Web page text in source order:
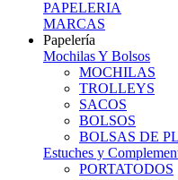
PAPELERIA
MARCAS
Papelería
Mochilas Y Bolsos
MOCHILAS
TROLLEYS
SACOS
BOLSOS
BOLSAS DE
Estuches y
PORTATODOS